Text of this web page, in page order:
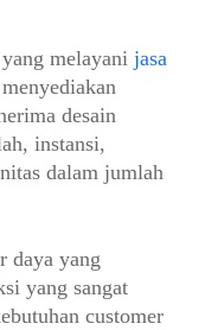
melayani jasa
desain
instansi,
dalam jumlah
daya yang
yang sangat
customer